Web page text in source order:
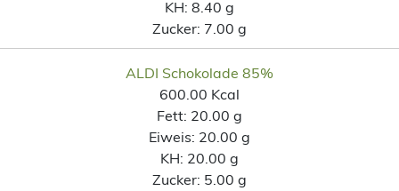
KH: 8.40 g
Zucker: 7.00 g
ALDI Schokolade 85%
600.00 Kcal
Fett: 20.00 g
Eiweis: 20.00 g
KH: 20.00 g
Zucker: 5.00 g